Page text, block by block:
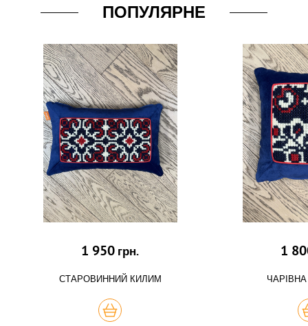
ПОПУЛЯРНЕ
1 950 грн.
СТАРОВИННИЙ КИЛИМ
КУПИТЬ
1